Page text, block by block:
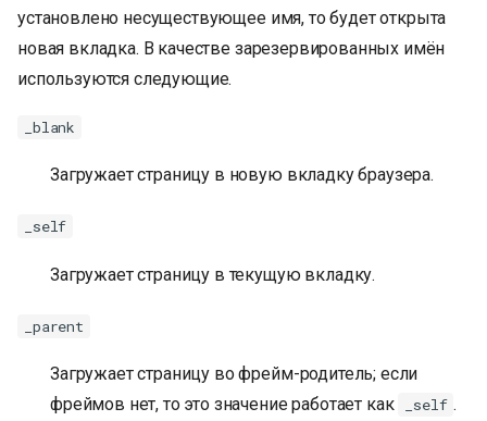
установлено несуществующее имя, то будет открыта
новая вкладка. В качестве зарезервированных имён
используются следующие.
_blank
Загружает страницу в новую вкладку браузера.
_self
Загружает страницу в текущую вкладку.
_parent
Загружает страницу во фрейм-родитель; если
фреймов нет, то это значение работает как
_self .